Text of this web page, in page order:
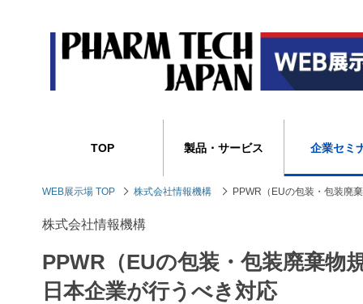
TOP 製品・サービス 企業セミ
WEB展示場 TOP 株式会社情報機構 PPWR（EUの包装・包装廃
株式会社情報機構
PPWR（EUの包装・包装廃棄物
日本企業が行うべき対応